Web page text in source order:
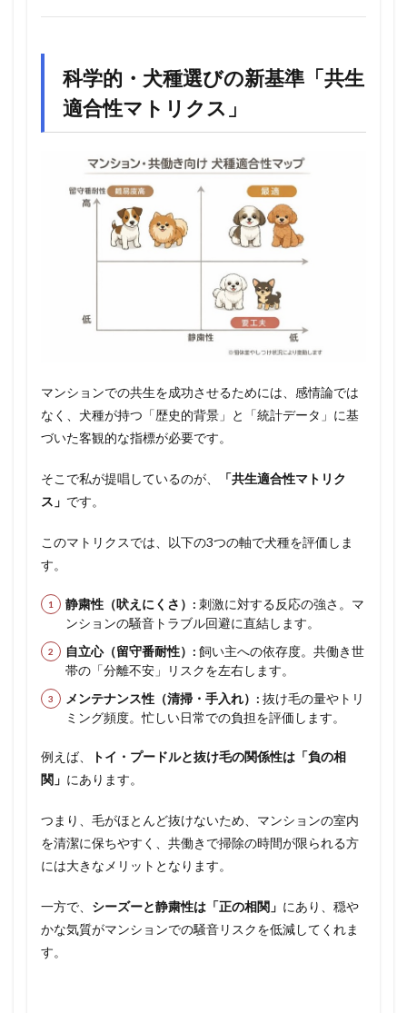
科学的・犬種選びの新基準「共生
適合性マトリクス」
マンションでの共生を成功させるためには、感情論では
なく、犬種が持つ「歴史的背景」と「統計データ」に基
づいた客観的な指標が必要です。
そこで私が提唱しているのが、
「共生適合性マトリク
ス」 です。
このマトリクスでは、以下の3つの軸で犬種を評価しま
す。
静粛性（吠えにくさ）: 刺激に対する反応の強さ。マ
ンションの騒音トラブル回避に直結します。
自立心（留守番耐性）: 飼い主への依存度。共働き世
帯の「分離不安」リスクを左右します。
メンテナンス性（清掃・手入れ）: 抜け毛の量やトリ
ミング頻度。忙しい日常での負担を評価します。
例えば、
トイ・プードルと抜け毛の関係性は「負の相
関」 にあります。
つまり、毛がほとんど抜けないため、マンションの室内
を清潔に保ちやすく、共働きで掃除の時間が限られる方
には大きなメリットとなります。
一方で、 シーズーと静粛性は「正の相関」 にあり、穏や
かな気質がマンションでの騒音リスクを低減してくれま
す。